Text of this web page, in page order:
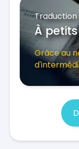
Traduction
À
Grâce au